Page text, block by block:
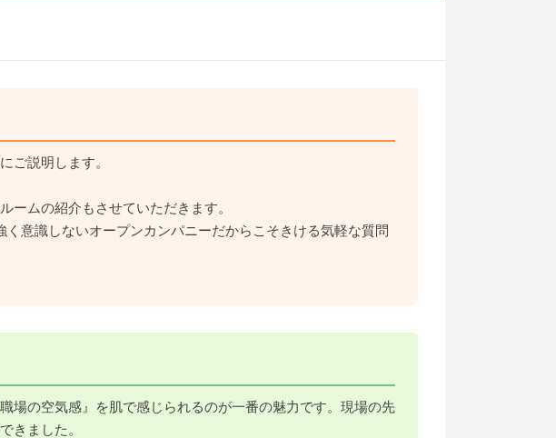
ご説明します。
ームの紹介もさせていただきます。
意識しないオープンカンパニーだからこそきける気軽な質問
場の空気感』を肌で感じられるのが一番の魅力です。現場の先
きました。